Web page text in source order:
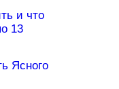
и что
13
Ясного